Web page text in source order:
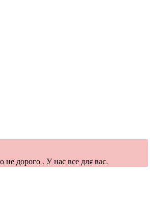
не дорого . У нас все для вас.